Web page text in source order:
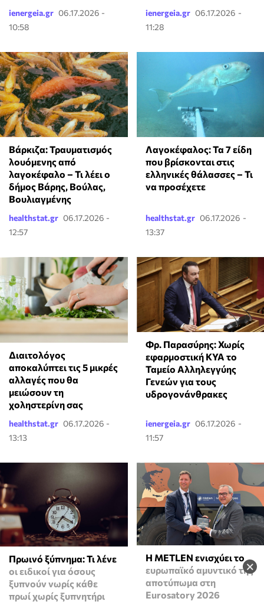
×
ienergeia.gr 06.17.2026 -
10:58
ienergeia.gr 06.17.2026 -
11:28
Βάρκιζα: Τραυματισμός
λουόμενης από
λαγοκέφαλο – Τι λέει ο
δήμος Βάρης, Βούλας,
Βουλιαγμένης
healthstat.gr 06.17.2026 -
12:57
Λαγοκέφαλος: Τα 7 είδη
που βρίσκονται στις
ελληνικές θάλασσες – Τι
να προσέχετε
healthstat.gr 06.17.2026 -
13:37
Διαιτολόγος
αποκαλύπτει τις 5 μικρές
αλλαγές που θα
μειώσουν τη
χοληστερίνη σας
healthstat.gr 06.17.2026 -
13:13
Φρ. Παρασύρης: Χωρίς
εφαρμοστική ΚΥΑ το
Ταμείο Αλληλεγγύης
Γενεών για τους
υδρογονάνθρακες
ienergeia.gr 06.17.2026 -
11:57
Πρωινό ξύπνημα: Τι λένε
οι ειδικοί για όσους
ξυπνούν νωρίς κάθε
πρωί χωρίς ξυπνητήρι
Η METLEN ενισχύει το
ευρωπαϊκό αμυντικό της
αποτύπωμα στη
Eurosatory 2026